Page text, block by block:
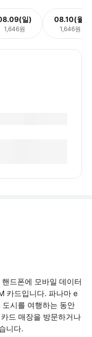
일)
1,646원
08.10(월)
1,646원
드폰에 모바일 데이터
카드입니다. 파나마 e
시를 여행하는 동안
드 매장을 방문하거나
니다.